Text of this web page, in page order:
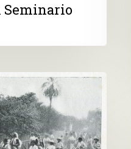
ESC para salir -
Seminario